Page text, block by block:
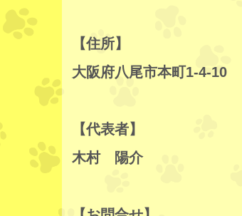
【住所】
大阪府八尾市本町1-4-10
【代表者】
木村 陽介